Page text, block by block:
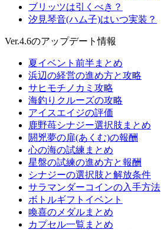
ブリッツは引くべき？
汐見琴音(ハム子)はいつ実装？
Ver.4.6のアップデート情報
夏イベント前半まとめ
浜辺の経営の進め方と攻略
サヒモチノカミ攻略
海釣りクルーズの攻略
アイスエイジの評価
鹿野苺シナジー選択肢まとめ
閼兇夢の扉(あくむ)の報酬
心の海の試練まとめ
星盤の試練の進め方と報酬
シナジーの選択肢と解放条件
サラマンダーコインの入手方法
ボトルギフトイベント
喚喜のメダルまとめ
カプセル一覧まとめ